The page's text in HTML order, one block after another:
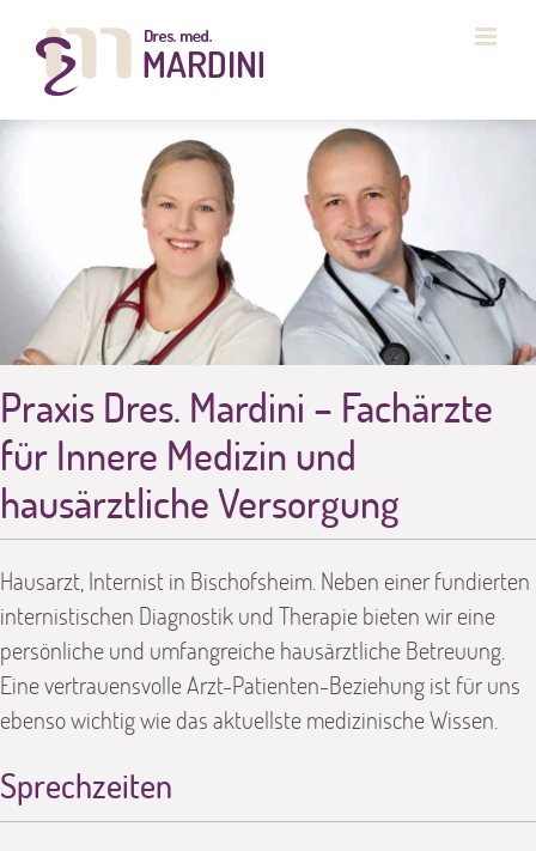
springen
Praxis Dres. Mardini – Fachärzte
für Innere Medizin und
hausärztliche Versorgung
Hausarzt, Internist in Bischofsheim. Neben einer fundierten
internistischen Diagnostik und Therapie bieten wir eine
persönliche und umfangreiche hausärztliche Betreuung.
Eine vertrauensvolle Arzt-Patienten-Beziehung ist für uns
ebenso wichtig wie das aktuellste medizinische Wissen.
Sprechzeiten